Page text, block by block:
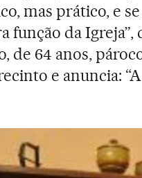
mas prático, e
função da
de 64 anos,
e anuncia: